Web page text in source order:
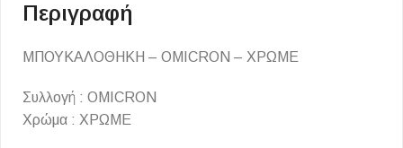
Περιγραφή
ΜΠΟΥΚΑΛΟΘΗΚΗ – OMICRON – ΧΡΩΜΕ
Συλλογή : OMICRON
Χρώμα : ΧΡΩΜΕ